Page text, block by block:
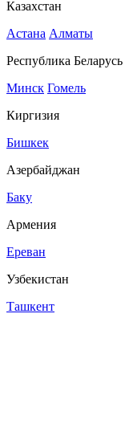
Казахстан
Астана Алматы
Республика Беларусь
Минск Гомель
Киргизия
Бишкек
Азербайджан
Баку
Армения
Ереван
Узбекистан
Ташкент